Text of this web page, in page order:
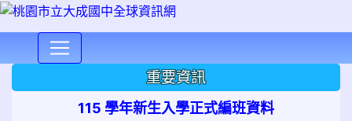
重要資訊
115 學年新生入學正式編班資料